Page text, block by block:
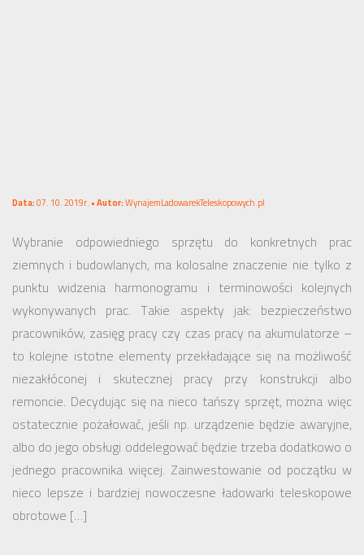
Data:07. 10. 2019r. •Autor:WynajemLadowarekTeleskopowych.pl
Wybranie odpowiedniego sprzętu do konkretnych prac
ziemnych i budowlanych, ma kolosalne znaczenie nie tylko z
punktu widzenia harmonogramu i terminowości kolejnych
wykonywanych prac. Takie aspekty jak: bezpieczeństwo
pracowników, zasięg pracy czy czas pracy na akumulatorze –
to kolejne istotne elementy przekładające się na możliwość
niezakłóconej i skutecznej pracy przy konstrukcji albo
remoncie. Decydując się na nieco tańszy sprzęt, można więc
ostatecznie pożałować, jeśli np. urządzenie będzie awaryjne,
albo do jego obsługi oddelegować będzie trzeba dodatkowo o
jednego pracownika więcej. Zainwestowanie od początku w
nieco lepsze i bardziej nowoczesne ładowarki teleskopowe
obrotowe […]